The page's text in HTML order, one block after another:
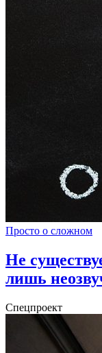
Просто о сложном
Не
лишь
Спецпроект